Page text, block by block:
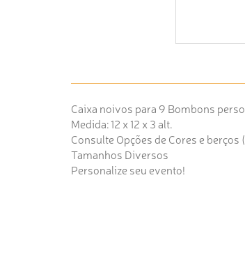
Caixa noivos para 9 Bombons
Medida: 12 x 12 x 3 alt.
Consulte Opções de Cores e
Tamanhos Diversos
Personalize seu evento!